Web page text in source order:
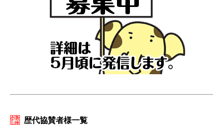
歴代協賛者様一覧